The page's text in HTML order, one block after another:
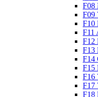
F08
F09
F10
F11
F12
F13
F14
F15
F16
F17
F18